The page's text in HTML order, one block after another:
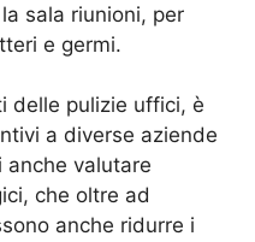
sala riunioni, per
e germi.
delle pulizie uffici, è
a diverse aziende
anche valutare
che oltre ad
anche ridurre i